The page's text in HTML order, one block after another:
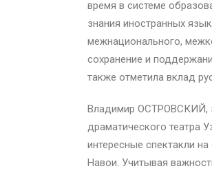
время в системе
знания иностранных
межнационального,
сохранение и
также отметила вклад
Владимир ОСТРОВСКИЙ,
драматического театра
интересные спектакли
Навои. Учитывая